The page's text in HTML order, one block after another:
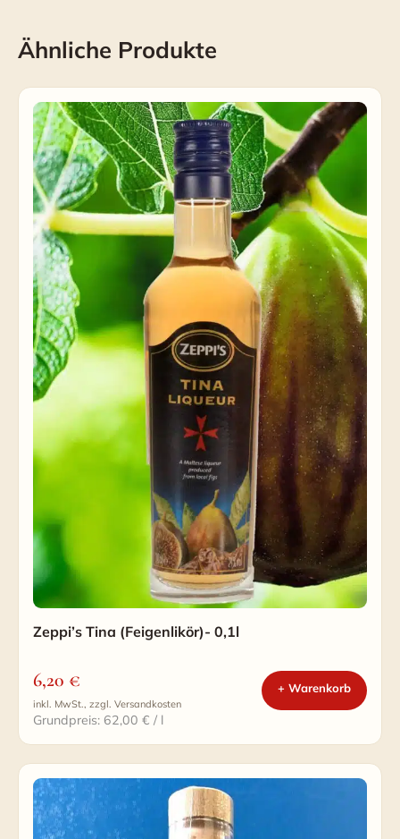
Ähnliche Produkte
Zeppi’s Tina (Feigenlikör)- 0,1l
6,20 €
inkl. MwSt., zzgl. Versandkosten
+ Warenkorb
Grundpreis: 62,00 € / l